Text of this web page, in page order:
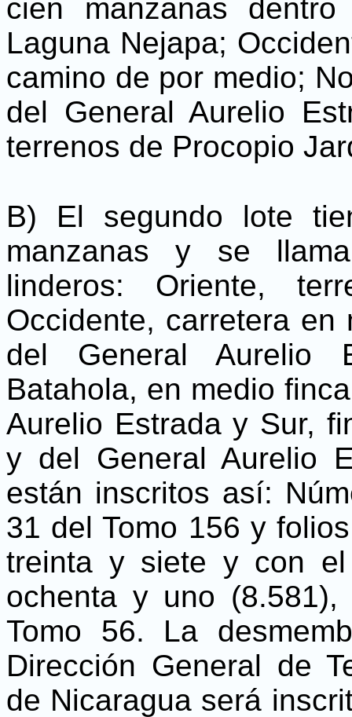
cien manzanas
Laguna Nejapa;
camino de por medio;
del General Aurelio
terrenos de Procopio
B) El segundo lote
manzanas y se
linderos: Oriente,
Occidente, carretera
del General Aurelio
Batahola, en medio
Aurelio Estrada y Sur,
y del General Aurelio
están inscritos así:
31 del Tomo 156 y
treinta y siete y con el
ochenta y uno
Tomo 56. La
Dirección General de
de Nicaragua será